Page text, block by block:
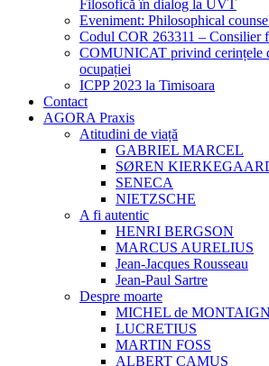
Filosofică în dialog la UVT
Eveniment: Philosophical
Codul COR 263311 – Consilier
COMUNICAT privind cerințele
ocupației
ICPP 2023 la Timisoara
Contact
AGORA Praxis
Atitudini de viață
GABRIEL MARCEL
SØREN
SENECA
NIETZSCHE
A fi autentic
HENRI BERGSON
MARCUS AURELIUS
Jean-Jacques Rousseau
Jean-Paul Sartre
Despre moarte
MICHEL de
LUCRETIUS
MARTIN FOSS
ALBERT CAMUS